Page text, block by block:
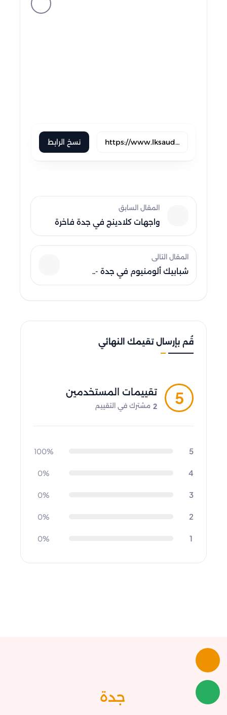
نسخ الرابط
المقال السابق
واجهات كلادينج في جدة فاخرة
المقال التالى
شبابيك ألومنيوم في جدة -..
قُم بإرسال تقيمك النهائي
5 تقييمات المستخدمين
2 مشترك في التقييم
5
100%
4
0%
3
0%
2
0%
1
0%
جدة